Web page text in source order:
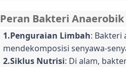
Peran Bakteri Anaerobik
1.Penguraian Limbah: Bakteri
mendekomposisi senyawa-
2.Siklus Nutrisi: Di alam,